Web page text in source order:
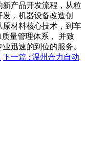
产品开发流程，从粒
，机器设备改造创
材料核心技术，到车
量管理体系， 并致
迅速的到位的服务。
下一篇 : 温州合力自动